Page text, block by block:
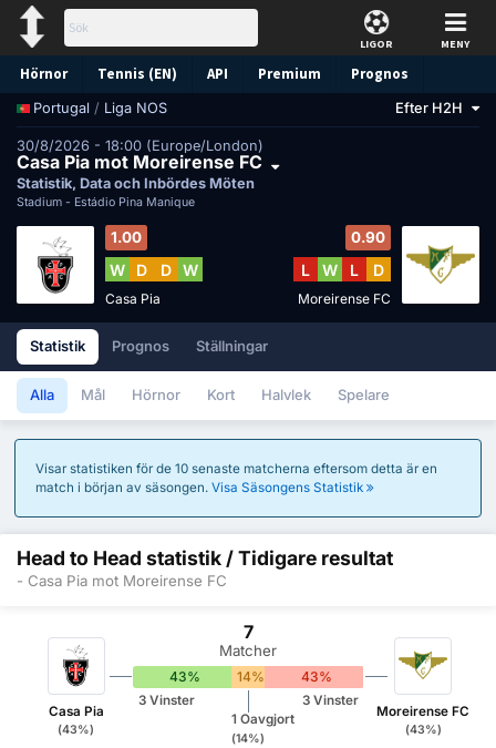
LIGOR MENY
Hörnor Tennis (EN) API Premium Prognos
Portugal / Liga NOS Efter H2H
30/8/2026 - 18:00 (Europe/London)
Casa Pia mot Moreirense FC
Statistik, Data och Inbördes Möten
Stadium - Estádio Pina Manique
1.00
W D D W
Casa Pia
0.90
L W L D
Moreirense FC
Statistik Prognos Ställningar
Alla Mål Hörnor Kort Halvlek Spelare
Visar statistiken för de 10 senaste matcherna eftersom detta är en
match i början av säsongen. Visa Säsongens Statistik
Head to Head statistik / Tidigare resultat
- Casa Pia mot Moreirense FC
Casa Pia
(43%)
7
Matcher
43% 14% 43%
3 Vinster
1 Oavgjort
(14%)
3 Vinster
Moreirense FC
(43%)